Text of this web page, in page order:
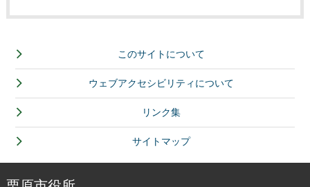
このサイトについて
ウェブアクセシビリティについて
リンク集
サイトマップ